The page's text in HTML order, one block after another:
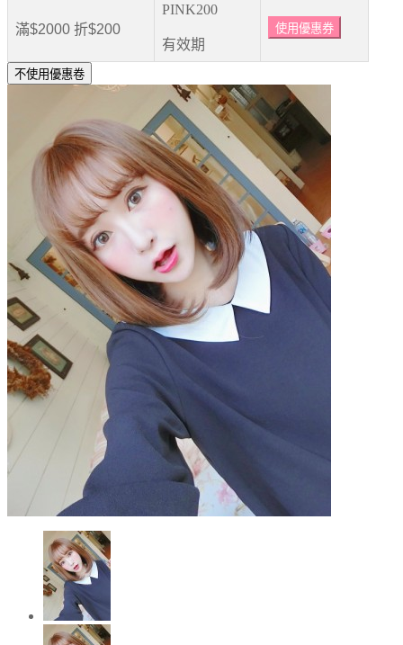
滿$2000 折$200
PINK200
有效期
使用優惠券
不使用優惠卷